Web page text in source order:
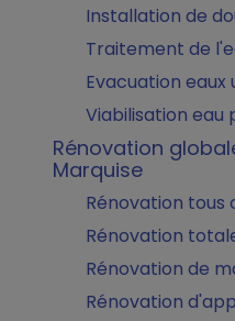
Installation de
Traitement de
Evacuation eaux
Viabilisation eau
Rénovation
Marquise
Rénovation tous
Rénovation
Rénovation de
Rénovation